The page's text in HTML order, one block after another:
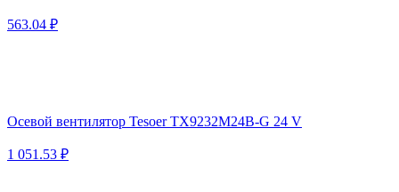
563.04 ₽
Осевой вентилятор Tesoer TX9232M24B-G 24 V
1 051.53 ₽